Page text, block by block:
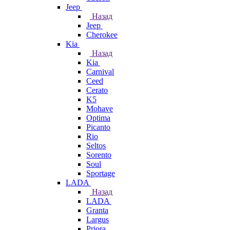
Jeep
Назад
Jeep
Cherokee
Kia
Назад
Kia
Carnival
Ceed
Cerato
K5
Mohave
Optima
Picanto
Rio
Seltos
Sorento
Soul
Sportage
LADA
Назад
LADA
Granta
Largus